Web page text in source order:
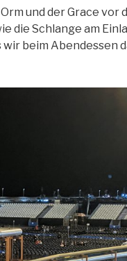
und der Grace vor
die Schlange am
beim Abendessen